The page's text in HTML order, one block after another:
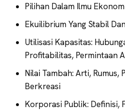
Pilihan Dalam Ilmu
Ekuilibrium Yang Stabil
Utilisasi Kapasitas:
Profitabilitas, Permintaan
Nilai Tambah: Arti, Rumus,
Berkreasi
Korporasi Publik: Definisi,